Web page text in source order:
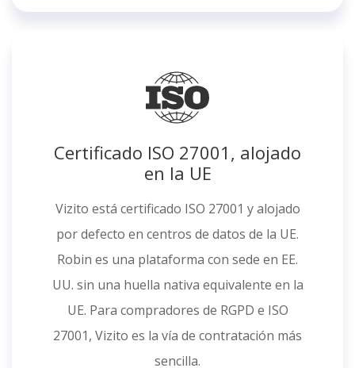
Certificado ISO 27001, alojado
en la UE
Vizito está certificado ISO 27001 y alojado
por defecto en centros de datos de la UE.
Robin es una plataforma con sede en EE.
UU. sin una huella nativa equivalente en la
UE. Para compradores de RGPD e ISO
27001, Vizito es la vía de contratación más
sencilla.